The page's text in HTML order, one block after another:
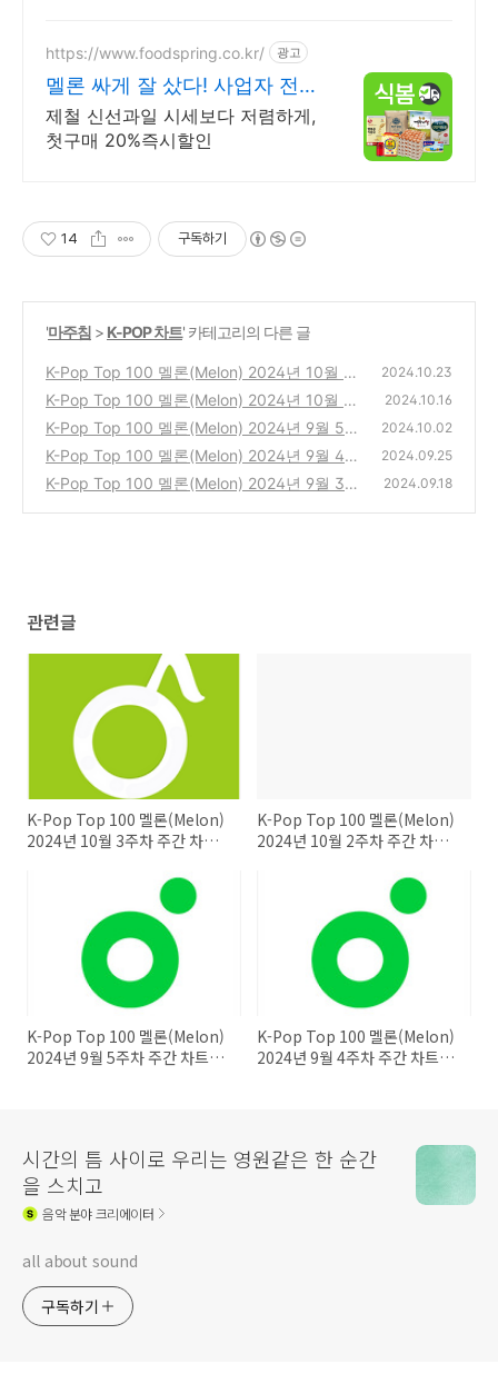
https://www.foodspring.co.kr/ 광고
멜론 싸게 잘 샀다! 사업자 전용
특가
제철 신선과일 시세보다 저렴하게,
첫구매 20%즉시할인
14 구독하기
'마주침 > K-POP 차트' 카테고리의 다른 글
K-Pop Top 100 멜론(Melon) 2024년 10월 3
주차 주간 차트 20241020
(7)
2024.10.23
K-Pop Top 100 멜론(Melon) 2024년 10월 2
주차 주간 차트 20241013
(4)
2024.10.16
K-Pop Top 100 멜론(Melon) 2024년 9월 5주
차 주간 차트 20240929
(8)
2024.10.02
K-Pop Top 100 멜론(Melon) 2024년 9월 4주
차 주간 차트 20240922
(5)
2024.09.25
K-Pop Top 100 멜론(Melon) 2024년 9월 3주
2024.09.18
관련글
K-Pop Top 100 멜론(Melon)
2024년 10월 3주차 주간 차트
K-Pop Top 100 멜론(Melon)
2024년 10월 2주차 주간 차트
K-Pop Top 100 멜론(Melon)
2024년 9월 5주차 주간 차트
K-Pop Top 100 멜론(Melon)
2024년 9월 4주차 주간 차트
시간의 틈 사이로 우리는 영원같은 한 순간
을 스치고
음악분야 크리에이터
all about sound
구독하기